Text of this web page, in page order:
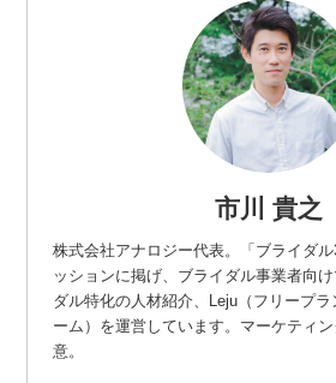
市川 貴之
株式会社アナロジー代表。「ブライダ
ッションに掲げ、ブライダル事業者向
ダル特化の人材紹介、Leju（フリープ
ーム）を運営しています。マーケティ
意。